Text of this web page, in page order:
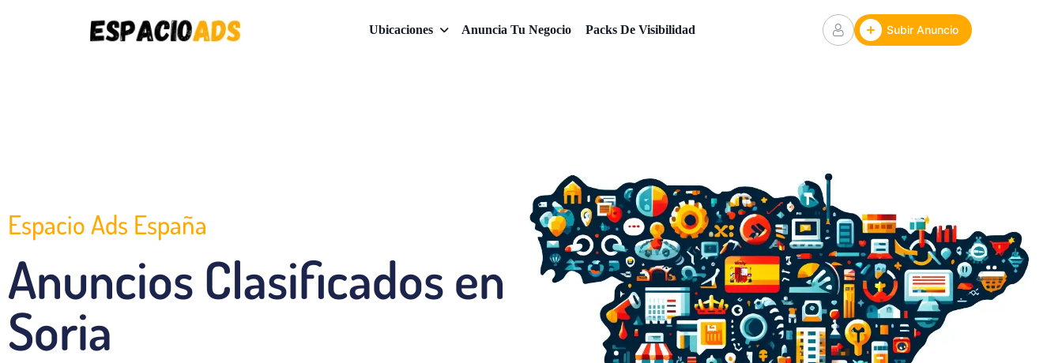
Ubicaciones Anuncia Tu Negocio Packs De Visibilidad Subir Anuncio
Espacio Ads España
Anuncios Clasificados en
Soria